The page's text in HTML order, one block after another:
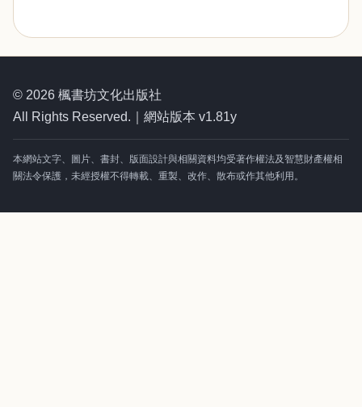
© 2026 楓書坊文化出版社
All Rights Reserved.｜網站版本 v1.81y
本網站文字、圖片、書封、版面設計與相關資料均受著作權法及智慧財產權相
關法令保護，未經授權不得轉載、重製、改作、散布或作其他利用。